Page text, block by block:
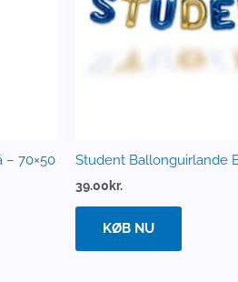
– 70×50
Student Ballonguirlande
39.00kr.
KØB NU